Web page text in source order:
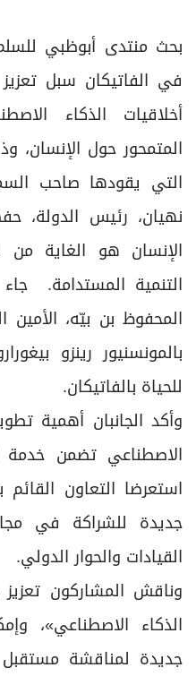
عدد اليوم
مواقيت الصلاة
الأحوال الجوية
بحث منتدى أبوظبي للسلم
في الفاتيكان سبل
أخلاقيات الذكاء
المتمحور حول الإنسان،
التي يقودها صاحب
نهيان، رئيس الدولة،
الإنسان هو الغاية من
التنمية المستدامة.
المحفوظ بن بيّه، الأمين
بالمونسنيور رينزو
للحياة بالفاتيكان.
وأكد الجانبان أهمية
الاصطناعي تضمن خدمة
استعرضا التعاون
جديدة للشراكة في
القيادات والحوار الدولي.
وناقش المشاركون تعزيز
الذكاء الاصطناعي»،
جديدة لمناقشة مستقبل